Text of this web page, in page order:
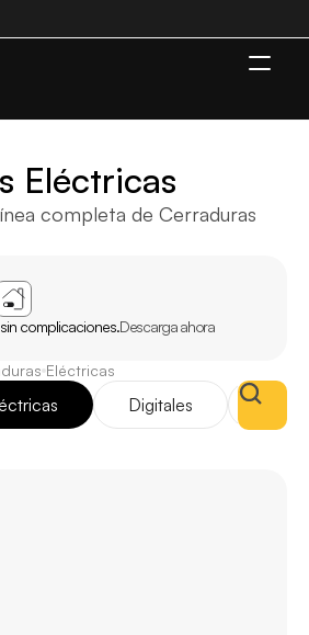
Eléctricas
completa de Cerraduras
complicaciones.Descarga ahora
Eléctricas
Digitales